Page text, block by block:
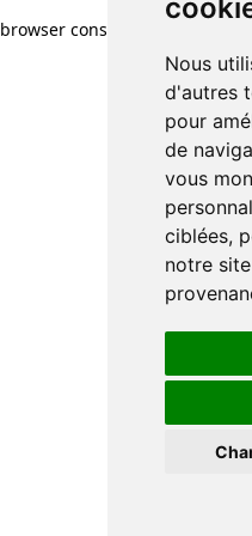
Nous
d'autres
pour
de
vous
ciblées,
notre
Nous
d'autres
pour
de
vous
ciblées,
notre
browser console for more